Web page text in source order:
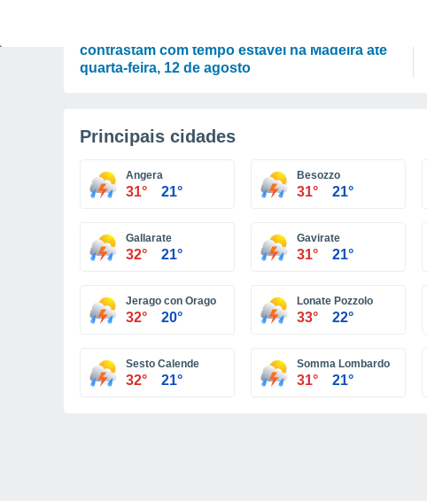
contrastam com tempo estável na Madeira até
quarta-feira, 12 de agosto
Principais cidades
Angera
31° 21°
Besozzo
31° 21°
Gallarate
32° 21°
Gavirate
31° 21°
Jerago con Orago
32° 20°
Lonate Pozzolo
33° 22°
Sesto Calende
32° 21°
Somma Lombardo
31° 21°